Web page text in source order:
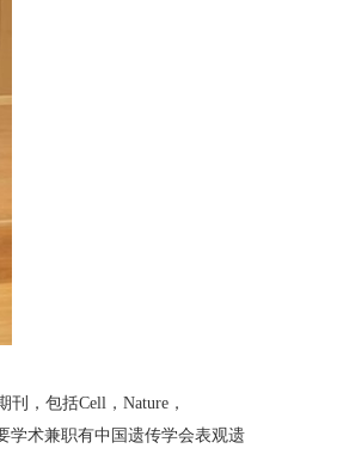
刊，包括Cell， Nature，
学术兼职有中国遗传学会表观遗